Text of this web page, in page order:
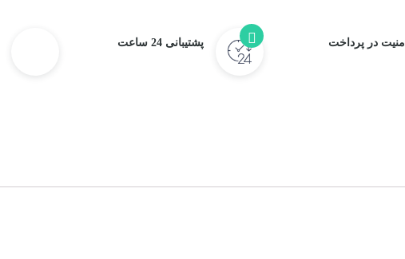
امنیت در پرداخت پشتیبانی 24 ساعت